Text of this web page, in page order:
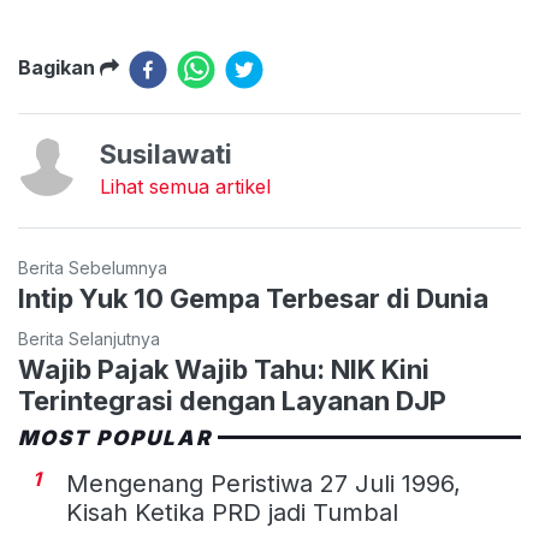
Bagikan
Susilawati
Lihat semua artikel
Berita Sebelumnya
Intip Yuk 10 Gempa Terbesar di Dunia
Berita Selanjutnya
Wajib Pajak Wajib Tahu: NIK Kini
Terintegrasi dengan Layanan DJP
MOST POPULAR
1
Mengenang Peristiwa 27 Juli 1996,
Kisah Ketika PRD jadi Tumbal